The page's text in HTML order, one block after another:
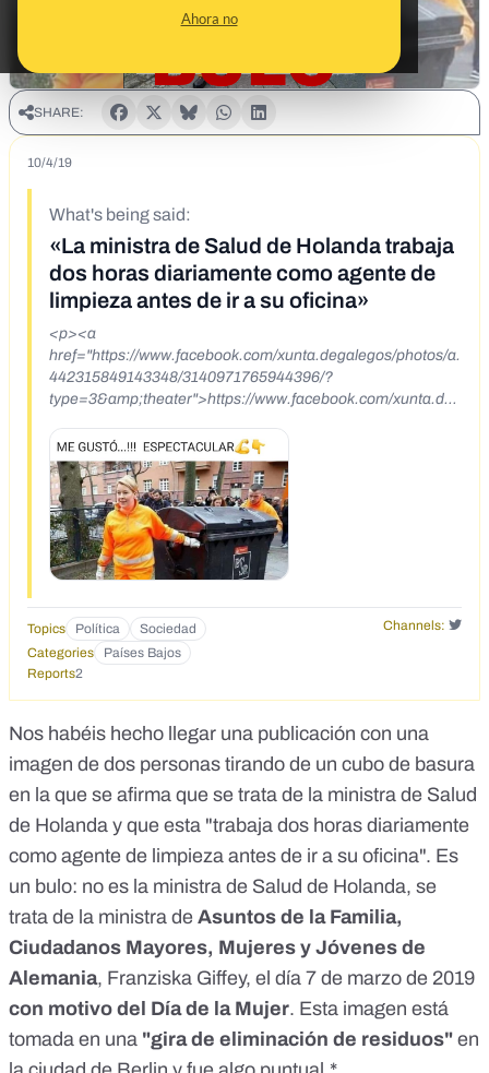
Ahora no
SHARE:
10/4/19
What's being said:
«La ministra de Salud de Holanda trabaja
dos horas diariamente como agente de
limpieza antes de ir a su oficina»
<p><a
href="https://www.facebook.com/xunta.degalegos/photos/a.
442315849143348/3140971765944396/?
type=3&amp;theater">https://www.facebook.com/xunta.de
type=3&amp;theater</a></p> <p><a
href="http://archive.is/U8WMz">http://archive.is/U8WMz</a
></p> <p>&nbsp;</p>
Topics Política Sociedad
Channels:
Categories
Países Bajos
Reports2
Nos habéis hecho llegar una publicación con una
imagen de dos personas tirando de un cubo de basura
en la que se afirma que se trata de la ministra de Salud
de Holanda y que esta "trabaja dos horas diariamente
como agente de limpieza antes de ir a su oficina". Es
un bulo: no es la ministra de Salud de Holanda, se
trata de la ministra de Asuntos de la Familia,
Ciudadanos Mayores, Mujeres y Jóvenes de
Alemania, Franziska Giffey, el día 7 de marzo de 2019
con motivo del Día de la Mujer. Esta imagen está
tomada en una "gira de eliminación de residuos" en